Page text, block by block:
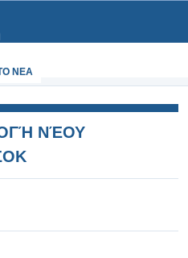
NEA
ΝΈΟΥ